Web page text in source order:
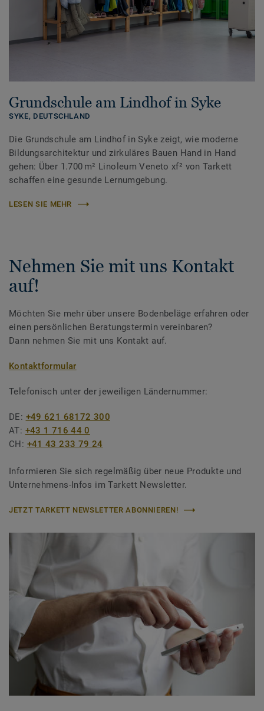
Grundschule am Lindhof in Syke
SYKE, DEUTSCHLAND
Die Grundschule am Lindhof in Syke zeigt, wie moderne
Bildungsarchitektur und zirkuläres Bauen Hand in Hand
gehen: Über 1.700 m² Linoleum Veneto xf² von Tarkett
schaffen eine gesunde Lernumgebung.
LESEN SIE MEHR
Nehmen Sie mit uns Kontakt
auf!
Möchten Sie mehr über unsere Bodenbeläge erfahren oder
einen persönlichen Beratungstermin vereinbaren?
Dann nehmen Sie mit uns Kontakt auf.
Kontaktformular
Telefonisch unter der jeweiligen Ländernummer:
DE: +49 621 68172 300
AT: +43 1 716 44 0
CH: +41 43 233 79 24
Informieren Sie sich regelmäßig über neue Produkte und
Unternehmens-Infos im Tarkett Newsletter.
JETZT TARKETT NEWSLETTER ABONNIEREN!